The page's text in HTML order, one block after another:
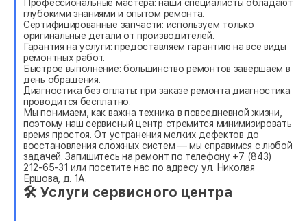
Профессиональные мастера: наши специалисты обладают
глубокими знаниями и опытом ремонта.
Сертифицированные запчасти: используем только
оригинальные детали от производителей.
Гарантия на услуги: предоставляем гарантию на все виды
ремонтных работ.
Быстрое выполнение: большинство ремонтов завершаем в
день обращения.
Диагностика без оплаты: при заказе ремонта диагностика
проводится бесплатно.
Мы понимаем, как важна техника в повседневной жизни,
поэтому наш сервисный центр стремится минимизировать
время простоя. От устранения мелких дефектов до
восстановления сложных систем — мы справимся с любой
задачей. Запишитесь на ремонт по телефону +7 (843)
212-65-31 или посетите нас по адресу ул. Николая
Ершова, д. 1А.
🛠 Услуги сервисного центра